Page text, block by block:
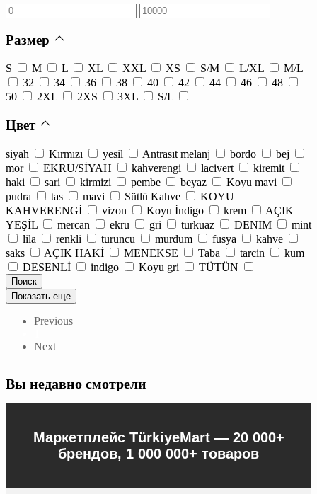
Размер
S M L XL XXL XS S/M L/XL
M/L
32
34 36 38 40 42 44 46
48
50
2XL 2XS 3XL S/L
Цвет
siyah Kırmızı yesil Antrasıt melanj bordo
bej
mor
EKRU/SİYAH kahverengi lacivert
kiremit
haki
sari kirmizi pembe beyaz
Koyu mavi
pudra
tas mavi Sütlü Kahve
KOYU
KAHVERENGİ
vizon Koyu İndigo krem
AÇIK
YEŞİL
mercan ekru gri turkuaz DENIM
mint
lila
renkli turuncu murdum fusya
kahve
saks
AÇIK HAKİ MENEKSE Taba tarcin
kum
DESENLİ
indigo Koyu gri TÜTÜN
Показать еще
Previous
Next
Вы недавно смотрели
Маркетплейс TürkiyeMart — 20 000+
брендов, 1 000 000+ товаров